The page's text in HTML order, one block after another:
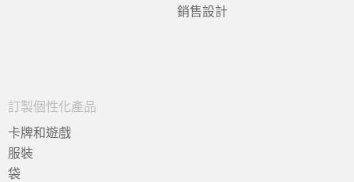
銷售設計
訂製個性化產品
卡牌和遊戲
服裝
袋